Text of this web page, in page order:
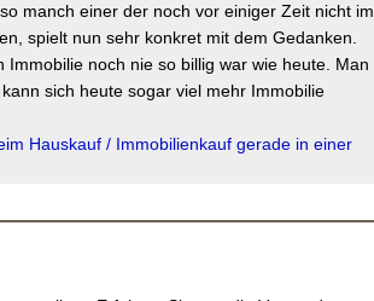
manch einer der noch vor einiger Zeit nicht im
spielt nun sehr konkret mit dem Gedanken.
noch nie so billig war wie heute. Man
sich heute sogar viel mehr Immobilie
Hauskauf / Immobilienkauf gerade in einer